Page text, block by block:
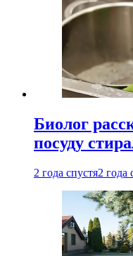
Биолог
посуду
2 года спустя2 года